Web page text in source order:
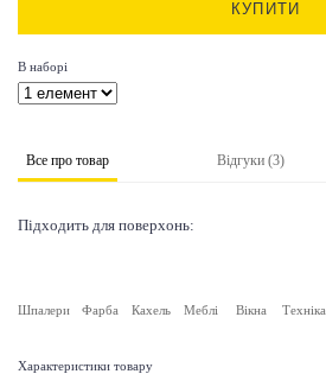
КУПИТИ
В наборі
Все про товар Відгуки (3)
Підходить для поверхонь:
Шпалери Фарба Кахель Меблі Вікна Техніка
Характеристики товару